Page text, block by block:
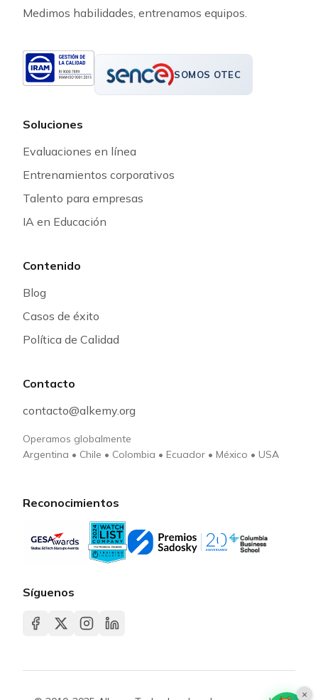
Medimos habilidades, entrenamos equipos.
SOMOS OTEC
Soluciones
Evaluaciones en línea
Entrenamientos corporativos
Talento para empresas
IA en Educación
Contenido
Blog
Casos de éxito
Política de Calidad
Contacto
contacto@alkemy.org
Operamos globalmente
Argentina • Chile • Colombia • Ecuador • México • USA
Reconocimientos
Síguenos
×